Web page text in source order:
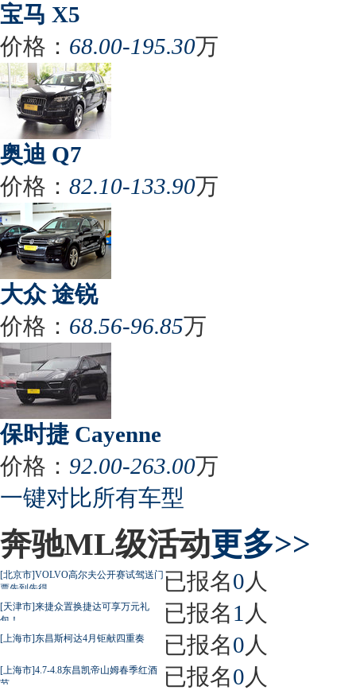
宝马 X5
价格： 68.00-195.30万
奥迪 Q7
价格： 82.10-133.90万
大众 途锐
价格： 68.56-96.85万
保时捷 Cayenne
价格： 92.00-263.00万
一键对比所有车型
奔驰ML级活动更多>>
[北京市]VOLVO高尔夫公开赛试驾送门
票先到先得
已报名0 人
[天津市]来捷众置换捷达可享万元礼
包！
已报名1 人
[上海市]东昌斯柯达4月钜献四重奏 已报名0 人
[上海市]4.7-4.8东昌凯帝山姆春季红酒
节
已报名0 人